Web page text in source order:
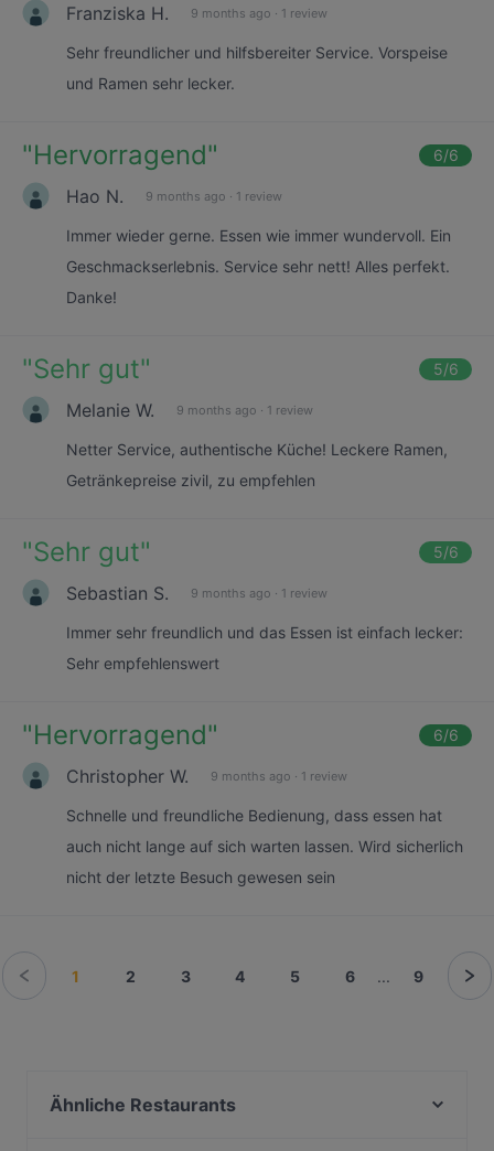
Franziska H. 9 months ago · 1 review
Sehr freundlicher und hilfsbereiter Service. Vorspeise
und Ramen sehr lecker.
"Hervorragend" 6/6
Hao N. 9 months ago · 1 review
Immer wieder gerne. Essen wie immer wundervoll. Ein
Geschmackserlebnis. Service sehr nett! Alles perfekt.
Danke!
"Sehr gut" 5/6
Melanie W. 9 months ago · 1 review
Netter Service, authentische Küche! Leckere Ramen,
Getränkepreise zivil, zu empfehlen
"Sehr gut" 5/6
Sebastian S. 9 months ago · 1 review
Immer sehr freundlich und das Essen ist einfach lecker:
Sehr empfehlenswert
"Hervorragend" 6/6
Christopher W. 9 months ago · 1 review
Schnelle und freundliche Bedienung, dass essen hat
auch nicht lange auf sich warten lassen. Wird sicherlich
nicht der letzte Besuch gewesen sein
1 2 3 4 5 6 ... 9
Ähnliche Restaurants